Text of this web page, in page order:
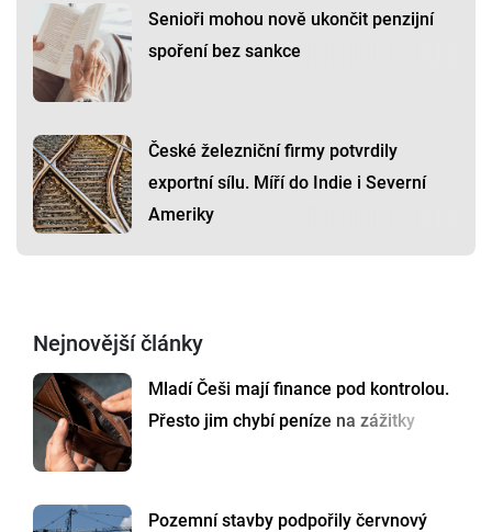
Senioři mohou nově ukončit penzijní
spoření bez sankce
České železniční firmy potvrdily
exportní sílu. Míří do Indie i Severní
Ameriky
Nejnovější články
Mladí Češi mají finance pod kontrolou.
Přesto jim chybí peníze na zážitky
Pozemní stavby podpořily červnový